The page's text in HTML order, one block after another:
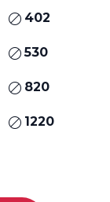
402
530
820
1220